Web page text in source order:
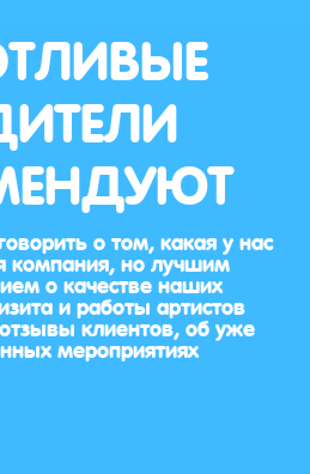
о том, какая у нас
компания, но лучшим
о качестве наших
и работы артистов
клиентов, об уже
мероприятиях